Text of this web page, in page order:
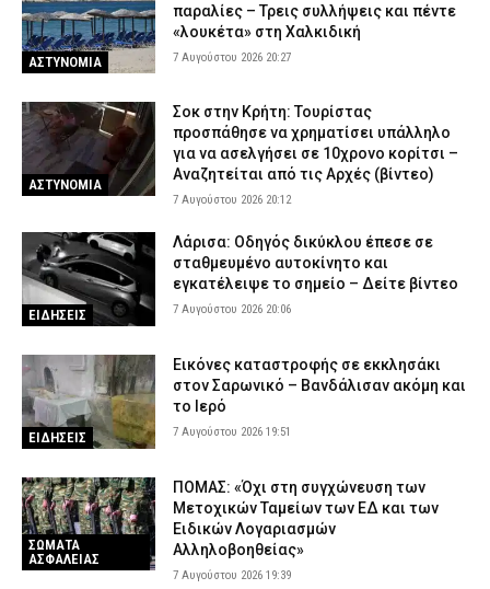
ΑΣΤΥΝΟΜΙΑ
παραλίες – Τρεις συλλήψεις και πέντε
«λουκέτα» στη Χαλκιδική
7 Αυγούστου 2026 20:27
ΑΣΤΥΝΟΜΙΑ
Σοκ στην Κρήτη: Τουρίστας
προσπάθησε να χρηματίσει υπάλληλο
για να ασελγήσει σε 10χρονο κορίτσι –
Αναζητείται από τις Αρχές (βίντεο)
7 Αυγούστου 2026 20:12
ΕΙΔΗΣΕΙΣ
Λάρισα: Οδηγός δικύκλου έπεσε σε
σταθμευμένο αυτοκίνητο και
εγκατέλειψε το σημείο – Δείτε βίντεο
7 Αυγούστου 2026 20:06
ΕΙΔΗΣΕΙΣ
Εικόνες καταστροφής σε εκκλησάκι
στον Σαρωνικό – Βανδάλισαν ακόμη και
το Ιερό
7 Αυγούστου 2026 19:51
ΣΩΜΑΤΑ
ΑΣΦΑΛΕΙΑΣ
ΠΟΜΑΣ: «Όχι στη συγχώνευση των
Μετοχικών Ταμείων των ΕΔ και των
Ειδικών Λογαριασμών
Αλληλοβοηθείας»
7 Αυγούστου 2026 19:39